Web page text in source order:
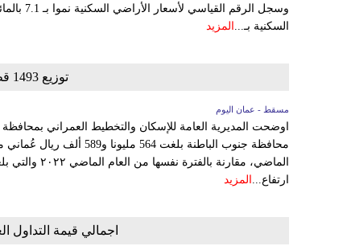
وسجل
السكنية بـ...
المزيد
توزيع 1493 قطعة أرض في جنوب الباطنة
مسقط - عمان اليوم
اوضحت المديرية العامة للإسكان والتخطيط العمراني
محافظة جنوب الباطنة بلغت
ارتفاع... المزيد
اجمالي قيمة التداول